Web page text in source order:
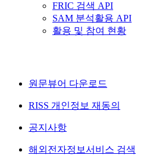
FRIC 검색 API
SAM 분석활용 API
활용 및 참여 현황
원문뷰어 다운로드
RISS 개인정보 재동의
공지사항
해외전자정보서비스 검색